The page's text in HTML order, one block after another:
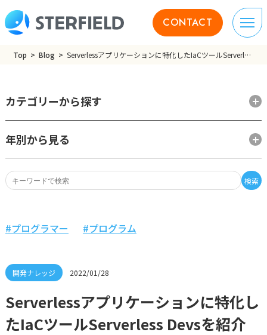
CONTACT
Top Blog Serverlessアプリケーションに特化したIaCツールServerless Devsを紹介
検索
カテゴリーから探す
年別から見る
2022/01/28
プログラマー プログラム
Serverlessアプリケーションに特化し
たIaCツールServerless Devsを紹介